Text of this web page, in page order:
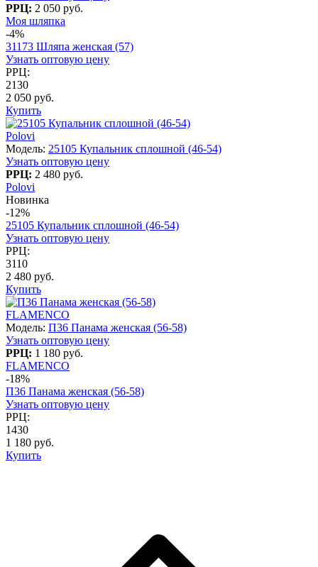
РРЦ: 2 050 руб.
Моя шляпка
-4%
31173 Шляпа женская (57)
Узнать оптовую цену
РРЦ:
2130
2 050 руб.
Купить
Polovi
Модель: 25105 Купальник сплошной (46-54)
Узнать оптовую цену
РРЦ: 2 480 руб.
Polovi
Новинка
-12%
25105 Купальник сплошной (46-54)
Узнать оптовую цену
РРЦ:
3110
2 480 руб.
Купить
FLAMENCO
Модель: П36 Панама женская (56-58)
Узнать оптовую цену
РРЦ: 1 180 руб.
FLAMENCO
-18%
П36 Панама женская (56-58)
Узнать оптовую цену
РРЦ:
1430
1 180 руб.
Купить